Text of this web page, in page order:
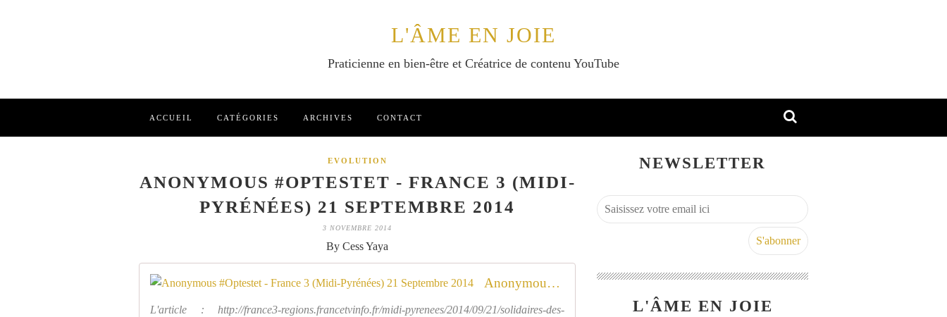
L'ÂME EN JOIE
Praticienne en bien-être et Créatrice de contenu YouTube
ACCUEIL CATÉGORIES ARCHIVES CONTACT
EVOLUTION
ANONYMOUS #OPTESTET - FRANCE 3 (MIDI-
PYRÉNÉES) 21 SEPTEMBRE 2014
3 NOVEMBRE 2014
By Cess Yaya
Anonymous #Optestet - France 3 (Midi-Pyrénées) 21 Septembre 2014
L'article : http://france3-regions.francetvinfo.fr/midi-pyrenees/2014/09/21/solidaires-des-
NEWSLETTER
L'ÂME EN JOIE